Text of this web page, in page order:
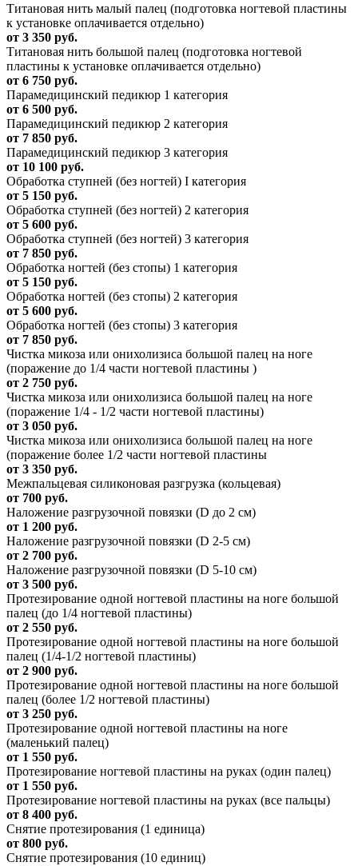
Титановая нить малый палец (подготовка ногтевой пластины
к установке оплачивается отдельно)
от 3 350 руб.
Титановая нить большой палец (подготовка ногтевой
пластины к установке оплачивается отдельно)
от 6 750 руб.
Парамедицинский педикюр 1 категория
от 6 500 руб.
Парамедицинский педикюр 2 категория
от 7 850 руб.
Парамедицинский педикюр 3 категория
от 10 100 руб.
Обработка ступней (без ногтей) I категория
от 5 150 руб.
Обработка ступней (без ногтей) 2 категория
от 5 600 руб.
Обработка ступней (без ногтей) 3 категория
от 7 850 руб.
Обработка ногтей (без стопы) 1 категория
от 5 150 руб.
Обработка ногтей (без стопы) 2 категория
от 5 600 руб.
Обработка ногтей (без стопы) 3 категория
от 7 850 руб.
Чистка микоза или онихолизиса большой палец на ноге
(поражение до 1/4 части ногтевой пластины )
от 2 750 руб.
Чистка микоза или онихолизиса большой палец на ноге
(поражение 1/4 - 1/2 части ногтевой пластины)
от 3 050 руб.
Чистка микоза или онихолизиса большой палец на ноге
(поражение более 1/2 части ногтевой пластины
от 3 350 руб.
Межпальцевая силиконовая разгрузка (кольцевая)
от 700 руб.
Наложение разгрузочной повязки (D до 2 см)
от 1 200 руб.
Наложение разгрузочной повязки (D 2-5 см)
от 2 700 руб.
Наложение разгрузочной повязки (D 5-10 см)
от 3 500 руб.
Протезирование одной ногтевой пластины на ноге большой
палец (до 1/4 ногтевой пластины)
от 2 550 руб.
Протезирование одной ногтевой пластины на ноге большой
палец (1/4-1/2 ногтевой пластины)
от 2 900 руб.
Протезирование одной ногтевой пластины на ноге большой
палец (более 1/2 ногтевой пластины)
от 3 250 руб.
Протезирование одной ногтевой пластины на ноге
(маленький палец)
от 1 550 руб.
Протезирование ногтевой пластины на руках (один палец)
от 1 550 руб.
Протезирование ногтевой пластины на руках (все пальцы)
от 8 400 руб.
Снятие протезирования (1 единица)
от 800 руб.
Снятие протезирования (10 единиц)